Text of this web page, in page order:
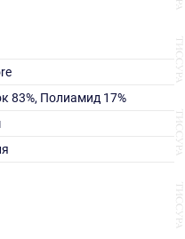
83%, Полиамид 17%